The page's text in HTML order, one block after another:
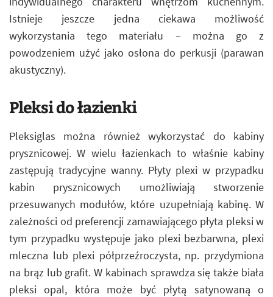
Istnieje jeszcze jedna ciekawa możliwość
wykorzystania tego materiału – można go z
powodzeniem użyć jako osłona do perkusji (parawan
akustyczny).
Pleksi do łazienki
Pleksiglas można również wykorzystać do kabiny
prysznicowej. W wielu łazienkach to właśnie kabiny
zastępują tradycyjne wanny. Płyty plexi w przypadku
kabin prysznicowych umożliwiają stworzenie
przesuwanych modułów, które uzupełniają kabinę. W
zależności od preferencji zamawiającego płyta pleksi w
tym przypadku występuje jako plexi bezbarwna, plexi
mleczna lub plexi półprzeźroczysta, np. przydymiona
na brąz lub grafit. W kabinach sprawdza się także biała
pleksi opal, która może być płytą satynowaną o